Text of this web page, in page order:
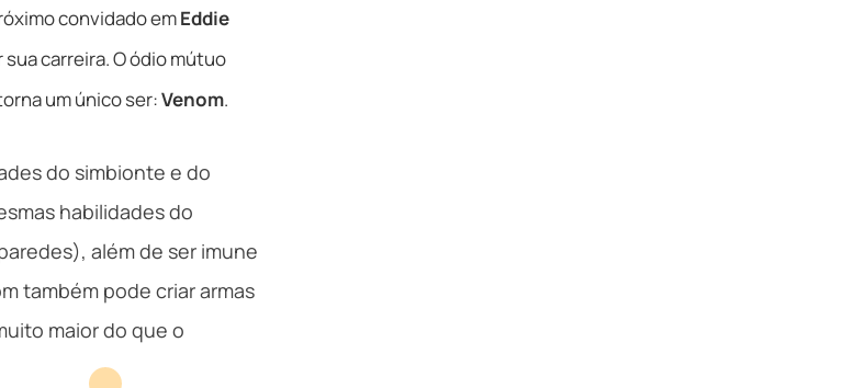
convidado emEddie
carreira. O ódio mútuo
um único ser:Venom.
do simbionte e do
habilidades do
além de ser imune
também pode criar armas
maior do que o